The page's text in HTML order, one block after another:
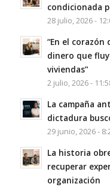
condicionada
28 julio, 2026 -
“En el
dinero que
viviendas”
2 julio, 2026 -
La campaña
dictadura
29 junio, 2026 -
La historia
recuperar
organización